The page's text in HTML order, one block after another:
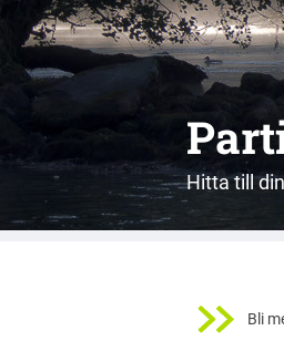
Hitta till
Bli